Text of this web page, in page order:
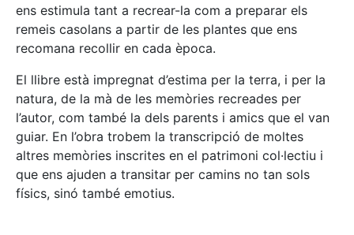
ens estimula tant a recrear-la com a preparar els
remeis casolans a partir de les plantes que ens
recomana recollir en cada època.
El llibre està impregnat d’estima per la terra, i per la
natura, de la mà de les memòries recreades per
l’autor, com també la dels parents i amics que el van
guiar. En l’obra trobem la transcripció de moltes
altres memòries inscrites en el patrimoni col·lectiu i
que ens ajuden a transitar per camins no tan sols
físics, sinó també emotius.